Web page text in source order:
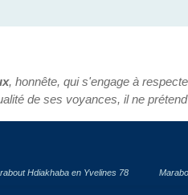
, honnête, qui s'engage à
de ses voyances, il ne
Hdiakhaba en Yvelines 78